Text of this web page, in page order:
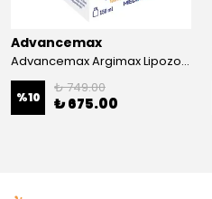
Advancemax
Advancemax Argimax Lipozomal Sıvı 150 ml 8684375607587
%10
₺ 749.00
₺ 675.00